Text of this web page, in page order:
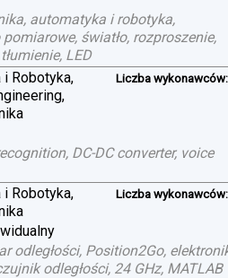
automatyka i robotyka,
światło, rozproszenie,
LED
Robotyka,
Liczba wykonawców:
DC-DC converter, voice
Robotyka,
Liczba wykonawców:
odległości, Position2Go,
odległości, 24 GHz, MATLAB